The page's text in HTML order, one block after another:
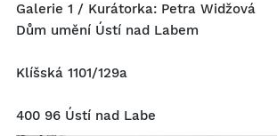
Galerie 1 / Kurátorka: Petra Widžová
Dům umění Ústí nad Labem
Klíšská 1101/129a
400 96 Ústí nad Labe